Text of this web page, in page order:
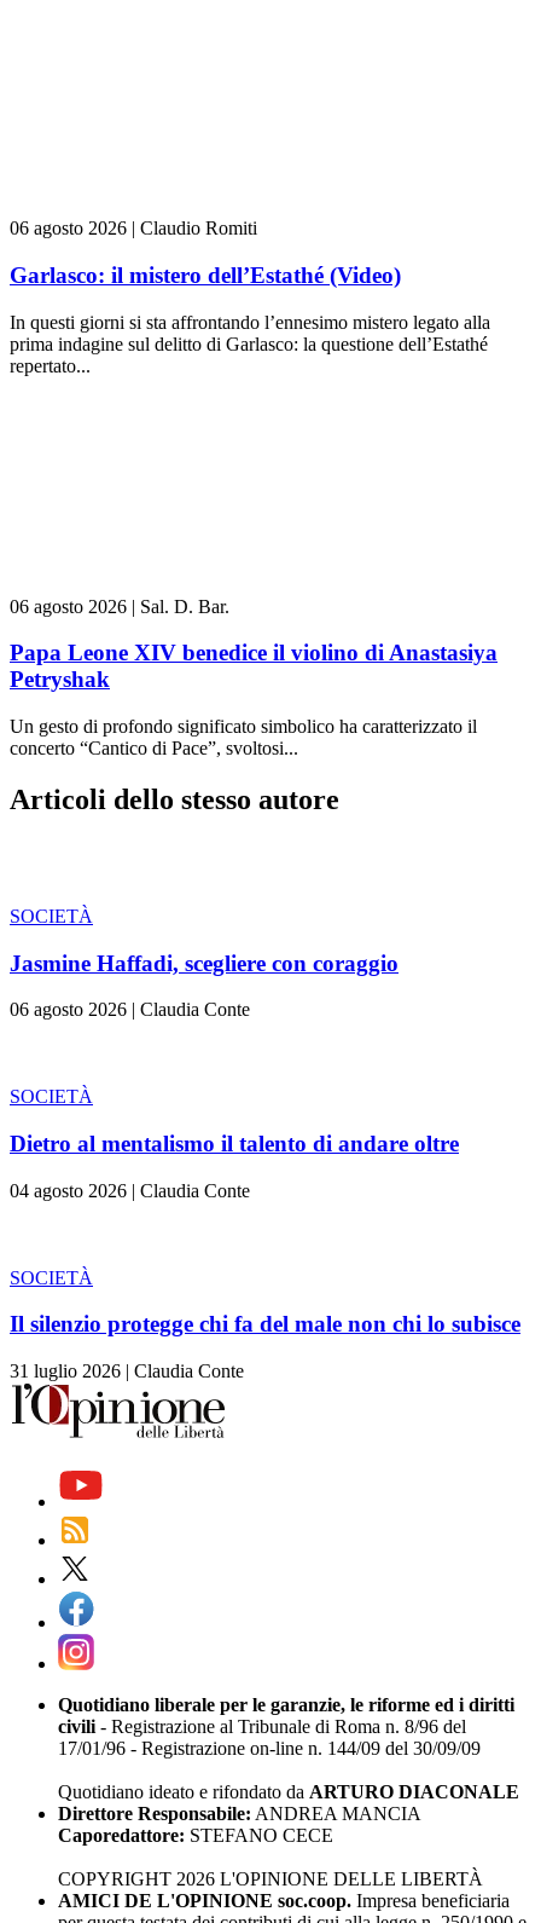
06 agosto 2026 | Claudio Romiti
Garlasco: il mistero dell’Estathé (Video)
In questi giorni si sta affrontando l’ennesimo mistero legato alla
prima indagine sul delitto di Garlasco: la questione dell’Estathé
repertato...
06 agosto 2026 | Sal. D. Bar.
Papa Leone XIV benedice il violino di Anastasiya
Petryshak
Un gesto di profondo significato simbolico ha caratterizzato il
concerto “Cantico di Pace”, svoltosi...
Articoli dello stesso autore
SOCIETÀ
Jasmine Haffadi, scegliere con coraggio
06 agosto 2026 | Claudia Conte
SOCIETÀ
Dietro al mentalismo il talento di andare oltre
04 agosto 2026 | Claudia Conte
SOCIETÀ
Il silenzio protegge chi fa del male non chi lo subisce
31 luglio 2026 | Claudia Conte
Quotidiano liberale per le garanzie, le riforme ed i diritti
civili - Registrazione al Tribunale di Roma n. 8/96 del
17/01/96 - Registrazione on-line n. 144/09 del 30/09/09
Quotidiano ideato e rifondato da ARTURO DIACONALE
Direttore Responsabile: ANDREA MANCIA
Caporedattore: STEFANO CECE
COPYRIGHT 2026 L'OPINIONE DELLE LIBERTÀ
AMICI DE L'OPINIONE soc.coop. Impresa beneficiaria